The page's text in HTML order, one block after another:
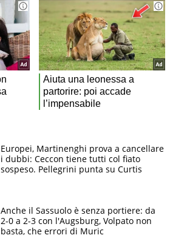
Europei, Martinenghi prova a cancellare
i dubbi: Ceccon tiene tutti col fiato
sospeso. Pellegrini punta su Curtis
Anche il Sassuolo è senza portiere: da
2-0 a 2-3 con l'Augsburg, Volpato non
basta, che errori di Muric